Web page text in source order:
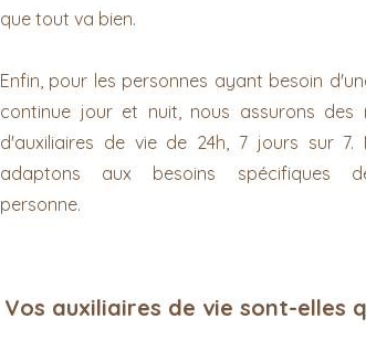
que tout va bien.
Enfin, pour les personnes ayant besoin
continue jour et nuit, nous assurons des
d'auxiliaires de vie de 24h, 7 jours sur 7.
adaptons aux besoins spécifiques
personne.
Vos auxiliaires de vie sont-elles